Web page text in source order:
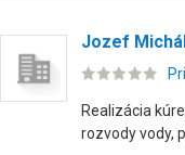
Jozef
Realizácia
rozvody vody,